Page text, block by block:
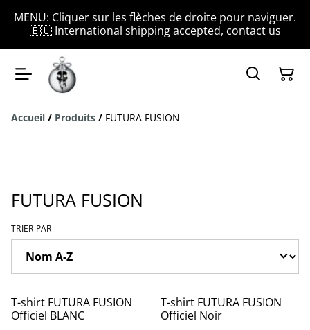
MENU: Cliquer sur les flèches de droite pour naviguer.
🇪🇺 International shipping accepted, contact us
Accueil / Produits / FUTURA FUSION
FUTURA FUSION
TRIER PAR
T-shirt FUTURA FUSION
Officiel BLANC
T-shirt FUTURA FUSION
Officiel Noir